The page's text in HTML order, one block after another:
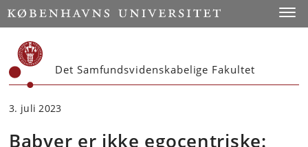
Start
Det Samfundsvidenskabelige Fakultet
3. juli 2023
Babyer er ikke egocentriske: